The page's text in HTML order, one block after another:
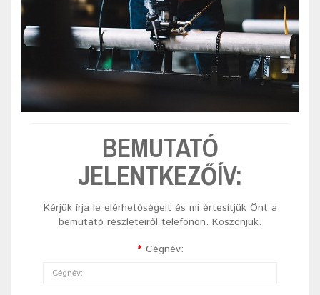
BEMUTATÓ
JELENTKEZŐÍV:
Kérjük írja le elérhetőségeit és mi értesítjük Önt a
bemutató részleteiről telefonon. Köszönjük.
Cégnév: